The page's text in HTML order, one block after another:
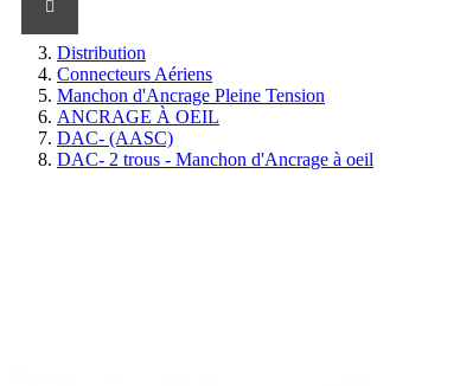
Distribution
Connecteurs Aériens
Manchon d'Ancrage Pleine Tension
ANCRAGE À OEIL
DAC- (AASC)
DAC- 2 trous - Manchon d'Ancrage à oeil